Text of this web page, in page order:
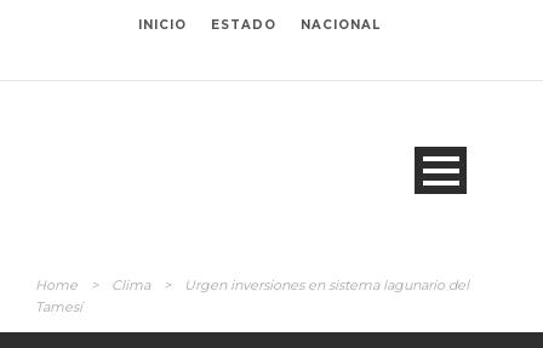
INICIO ESTADO NACIONAL
Home > Clima >
Urgen inversiones en sistema lagunario del
Tamesí